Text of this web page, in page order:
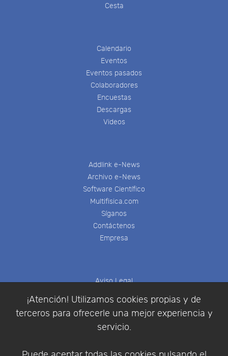
¡Atención! Utilizamos cookies propias y de
terceros para ofrecerle una mejor experiencia y
servicio.
Cesta
Calendario
Eventos
Eventos pasados
Colaboradores
Encuestas
Descargas
Videos
Addlink e-News
Archivo e-News
Software Científico
Multifisica.com
Síganos
Contáctenos
Empresa
Aviso Legal
Política de Privacidad
Condiciones de compra
Identificarse